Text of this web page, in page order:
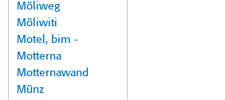
Möliweg
Möliwiti
Motel, bim -
Motterna
Motternawand
Münz